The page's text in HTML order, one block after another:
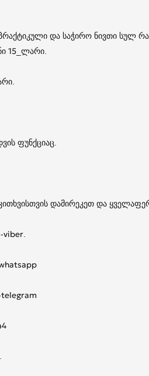
და საჭირო ნივთი სულ
15_ლარი.
ფუნქციაც.
დამირეკეთ და
viber.